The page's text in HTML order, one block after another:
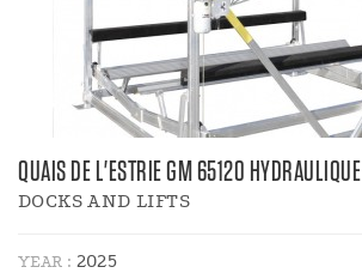
QUAIS DE L'ESTRIE GM 65120 HYDRAULIQUE
DOCKS AND LIFTS
YEAR : 2025